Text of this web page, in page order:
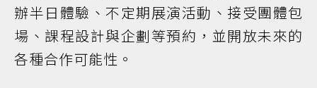
辦半日體驗、不定期展演活動、接受團體包
場、課程設計與企劃等預約，並開放未來的
各種合作可能性。